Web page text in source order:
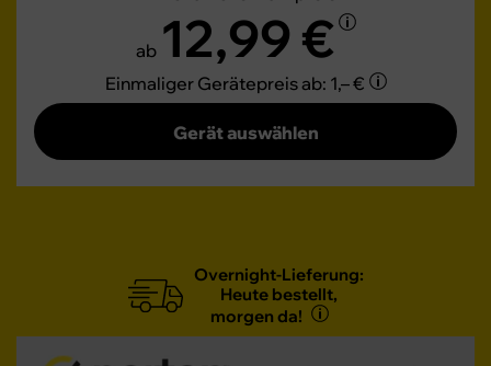
ab 12,99 €
Einmaliger Gerätepreisab: 1,– €
Gerät auswählen
Overnight-Lieferung:
Heute bestellt,
morgen da!